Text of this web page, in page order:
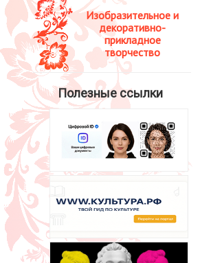
Изобразительное и
декоративно-
прикладное
творчество
Полезные ссылки